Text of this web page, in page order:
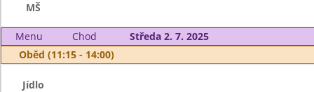
MŠ
Menu Chod
Středa 2. 7. 2025
Oběd (11:15 - 14:00)
Jídlo